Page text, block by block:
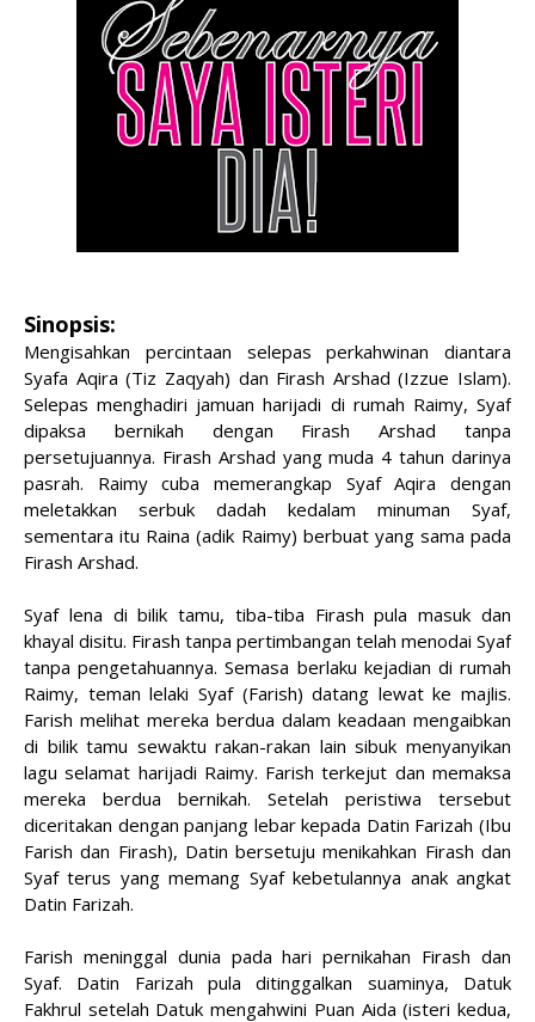
Sinopsis:
Mengisahkan percintaan selepas perkahwinan diantara
Syafa Aqira (Tiz Zaqyah) dan Firash Arshad (Izzue Islam).
Selepas menghadiri jamuan harijadi di rumah Raimy, Syaf
dipaksa bernikah dengan Firash Arshad tanpa
persetujuannya. Firash Arshad yang muda 4 tahun darinya
pasrah. Raimy cuba memerangkap Syaf Aqira dengan
meletakkan serbuk dadah kedalam minuman Syaf,
sementara itu Raina (adik Raimy) berbuat yang sama pada
Firash Arshad.
Syaf lena di bilik tamu, tiba-tiba Firash pula masuk dan
khayal disitu. Firash tanpa pertimbangan telah menodai Syaf
tanpa pengetahuannya. Semasa berlaku kejadian di rumah
Raimy, teman lelaki Syaf (Farish) datang lewat ke majlis.
Farish melihat mereka berdua dalam keadaan mengaibkan
di bilik tamu sewaktu rakan-rakan lain sibuk menyanyikan
lagu selamat harijadi Raimy. Farish terkejut dan memaksa
mereka berdua bernikah. Setelah peristiwa tersebut
diceritakan dengan panjang lebar kepada Datin Farizah (Ibu
Farish dan Firash), Datin bersetuju menikahkan Firash dan
Syaf terus yang memang Syaf kebetulannya anak angkat
Datin Farizah.
Farish meninggal dunia pada hari pernikahan Firash dan
Syaf. Datin Farizah pula ditinggalkan suaminya, Datuk
Fakhrul setelah Datuk mengahwini Puan Aida (isteri kedua,